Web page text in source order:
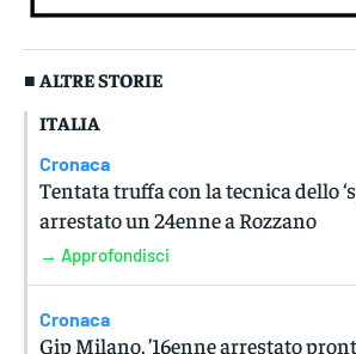
■ ALTRE STORIE
ITALIA
Cronaca
Tentata truffa con la tecnica dello
arrestato un 24enne a Rozzano
→ Approfondisci
Cronaca
Gip Milano, ’16enne arrestato